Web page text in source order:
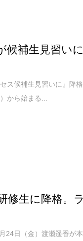
候補生見習い
ス候補生見習いに』降格
から始まる...
修生に降格。
24日（金）渡瀬遥香が本